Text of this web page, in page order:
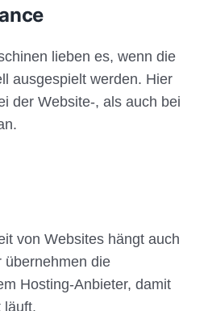
lieben es, wenn die
ausgespielt werden. Hier
der Website-, als auch bei
von Websites hängt auch
übernehmen die
Hosting-Anbieter, damit
läuft.